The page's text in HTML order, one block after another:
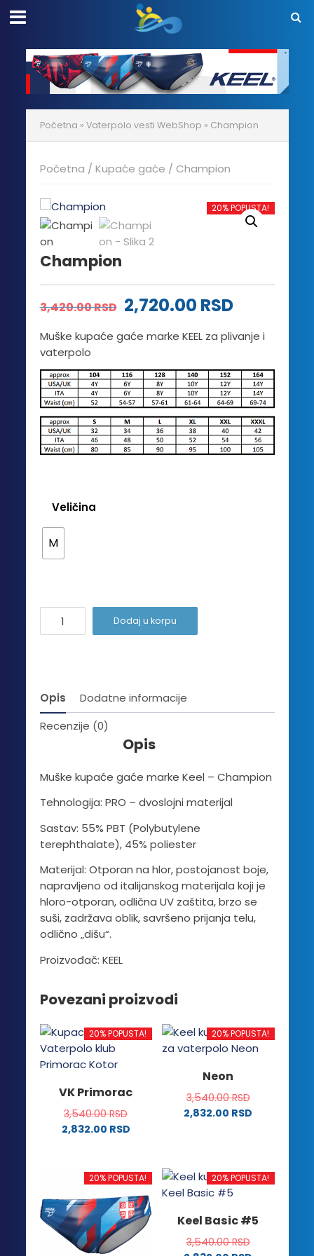
Početna » Vaterpolo vesti WebShop » Champion
Početna / Kupaće gaće / Champion
20% POPUSTA!
Champion
3,420.00RSD Originalna
cena
bila:
3,420.00 RSD.
2,720.00 RSDTrenutna
cena
2,720.00
Muške kupaće gaće marke KEEL za plivanje i
vaterpolo
Veličina
M
Champion
Dodaj u korpu
Opis
Dodatne informacije
Recenzije (0)
Opis
Muške kupaće gaće marke Keel – Champion
Tehnologija: PRO – dvoslojni materijal
Sastav: 55% PBT (Polybutylene
terephthalate), 45% poliester
Materijal: Otporan na hlor, postojanost boje,
napravljeno od italijanskog materijala koji je
hloro-otporan, odlična UV zaštita, brzo se
suši, zadržava oblik, savršeno prijanja telu,
odlično „dišu“.
Proizvođač: KEEL
Povezani proizvodi
20% POPUSTA!
VK Primorac
3,540.00RSD
2,832.00 RSD
varijanti.
Opcije
mogu
20% POPUSTA!
Neon
3,540.00RSD
2,832.00 RSD
više
varijanti.
mogu
20% POPUSTA! 20% POPUSTA!
Keel Basic #5
3,540.00RSD